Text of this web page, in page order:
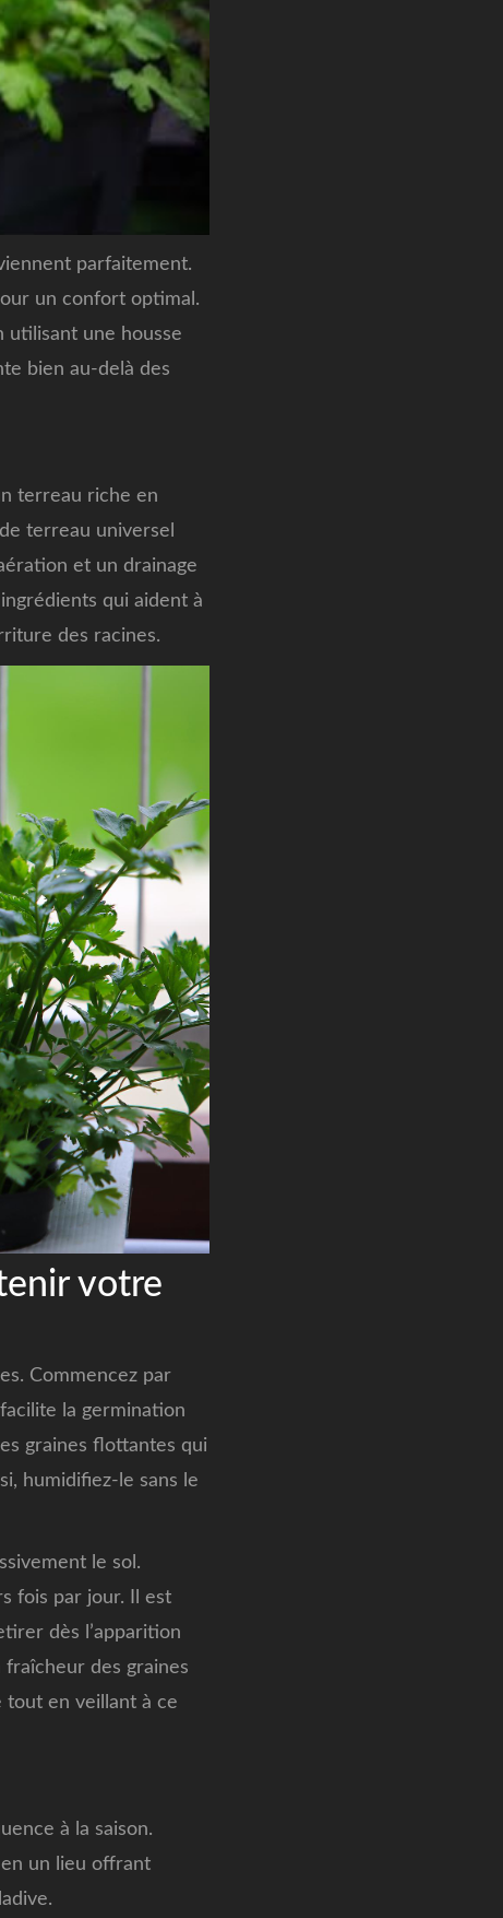
parfaitement.
un confort optimal.
utilisant une housse
bien au-delà des
terreau riche en
terreau universel
et un drainage
qui aident à
des racines.
votre
Commencez par
la germination
graines flottantes qui
humidifiez-le sans le
le sol.
fois par jour. Il est
dès l’apparition
des graines
tout en veillant à ce
à la saison.
en un lieu offrant